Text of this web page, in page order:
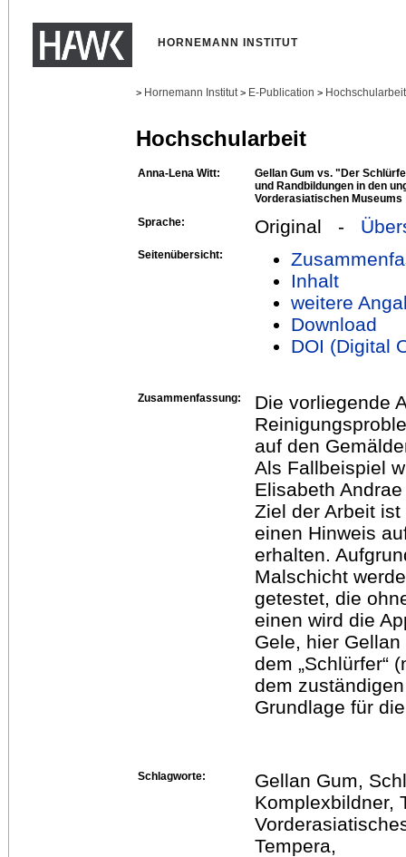
HORNEMANN INSTITUT
> Hornemann Institut > E-Publication >
Hochschularbeit
Anna-Lena Witt:
Gellan Gum vs. "Der
und Randbildungen in den
Vorderasiatischen Museums
Sprache:
Original -
Seitenübersicht:
Inhalt
weitere
Download
DOI (Digital
Zusammenfassung:
Die vorliegende
auf den
Als Fallbeispiel
Elisabeth
Ziel der Arbeit
einen Hinweis
erhalten.
Malschicht
getestet, die
einen wird die
Gele, hier
dem „Schlürfer“
dem
Grundlage für
Schlagworte:
Gellan Gum,
Komplexbildner,
Tempera,